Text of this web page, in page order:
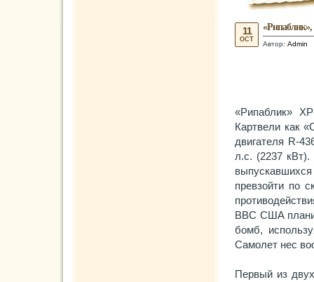
«Рипаблик»,
Автор: Admin
11
OCT
«Рипаблик»
Картвели как
двигателя R-
л.с. (2237
превзойти по
ВВС США
бомб,
Самолет нес
Первый из